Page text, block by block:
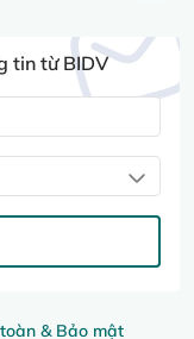
& Bảo mật
tin từ BIDV